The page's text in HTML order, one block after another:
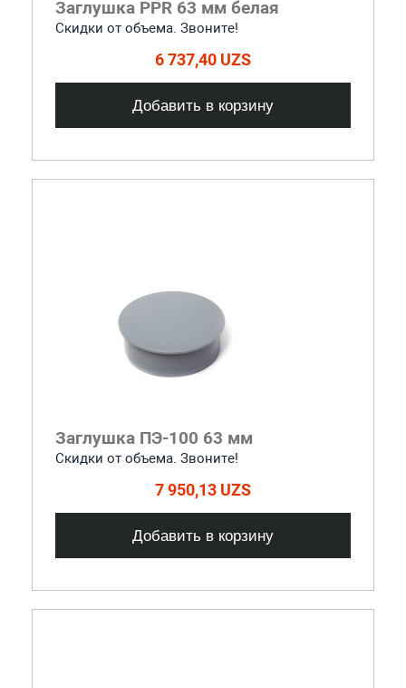
Заглушка PPR 63 мм белая
Скидки от объема. Звоните!
6 737,40 UZS
Добавить в корзину
Заглушка ПЭ-100 63 мм
Скидки от объема. Звоните!
7 950,13 UZS
Добавить в корзину